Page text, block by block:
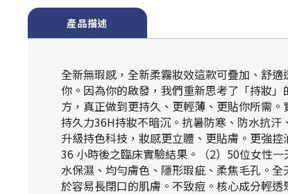
產品描述
全新無瑕感，全新柔霧妝效這款可疊加、舒
你。因為你的啟發，我們重新思考了「持妝
方，真正做到更持久、更輕薄、更貼你所需
持久力36H持妝不暗沉。抗暑防寒、防水抗
升級持色科技，妝感更立體、更貼膚。更強
36 小時後之臨床實驗結果。（2）50位女性
水保濕、均勻膚色、隱形瑕疵、柔焦毛孔。
於容易長閉口的肌膚。不致痘。核心成分輕